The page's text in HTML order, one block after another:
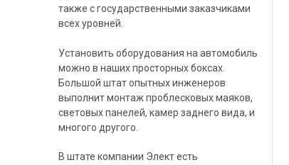
также с государственными заказчиками
всех уровней.
Установить оборудования на автомобиль
можно в наших просторных боксах.
Большой штат опытных инженеров
выполнит монтаж проблесковых маяков,
световых панелей, камер заднего вида, и
многого другого.
В штате компании Элект есть